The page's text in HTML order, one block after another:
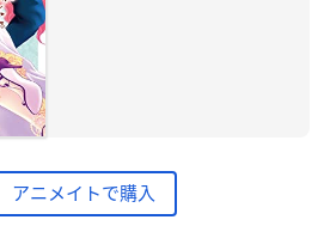
アニメイトで購入